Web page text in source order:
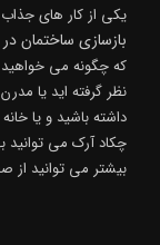
یکی از کار های
بازسازی ساختمان
که چگونه می خواهید
نظر گرفته اید یا
داشته باشید و یا
چکاد آرک می توانید
بیشتر می توانید از